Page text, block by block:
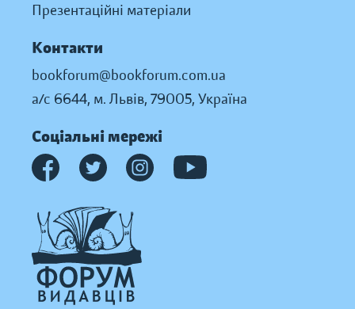
Презентаційні матеріали
Контакти
bookforum@bookforum.com.ua
а/с 6644, м. Львів, 79005, Україна
Соціальні мережі